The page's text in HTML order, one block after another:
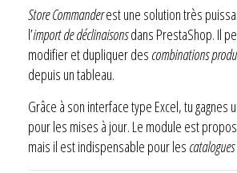
Store Commanderest une solution très
l’import de déclinaisonsdans PrestaShop. Il
modifier et dupliquer des combinations
depuis un tableau.
Grâce à son interface type Excel, tu gagnes
pour les mises à jour. Le module est
mais il est indispensable pour les